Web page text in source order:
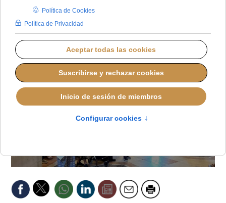
MIGUEL PÉREZ H.
DIÓCESIS DE SEVILLA
LUNES, 14 JULIO 2025 10:32